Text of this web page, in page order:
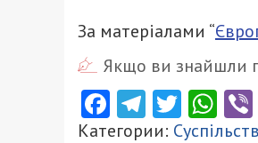
За матеріалами “
Якщо ви знайшли
Facebook
Telegram
Категории: